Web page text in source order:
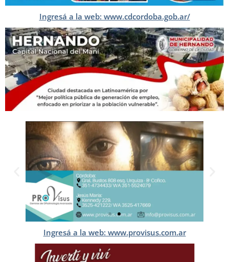
Ingresá a la web: www.cdcordoba.gob.ar/
Ingresá a la web: www.provisus.com.ar